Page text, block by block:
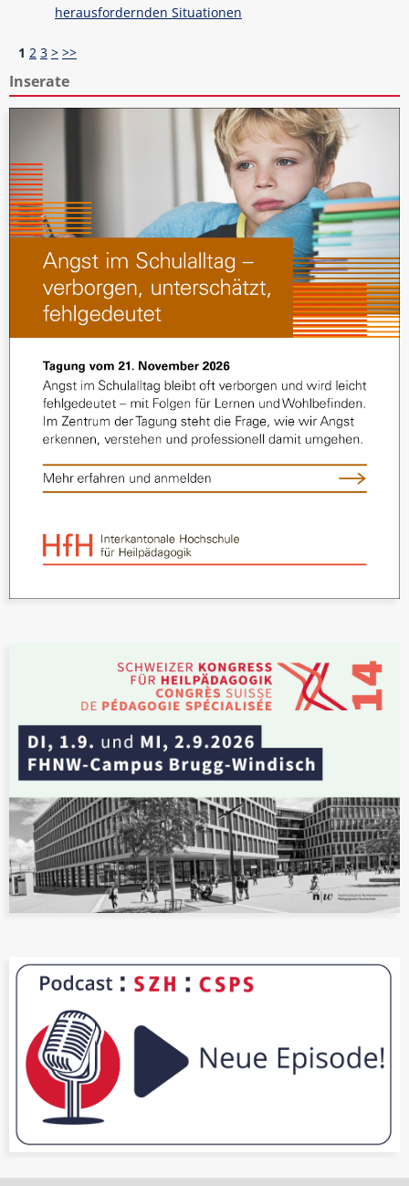
herausfordernden Situationen
1 2 3 > >>
Inserate